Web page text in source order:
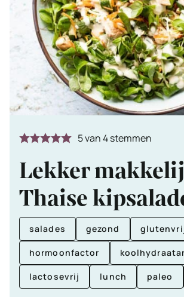
5van4stemmen
Lekker
Thaise
salades gezond
hormoonfactor
lactosevrij lunch paleo